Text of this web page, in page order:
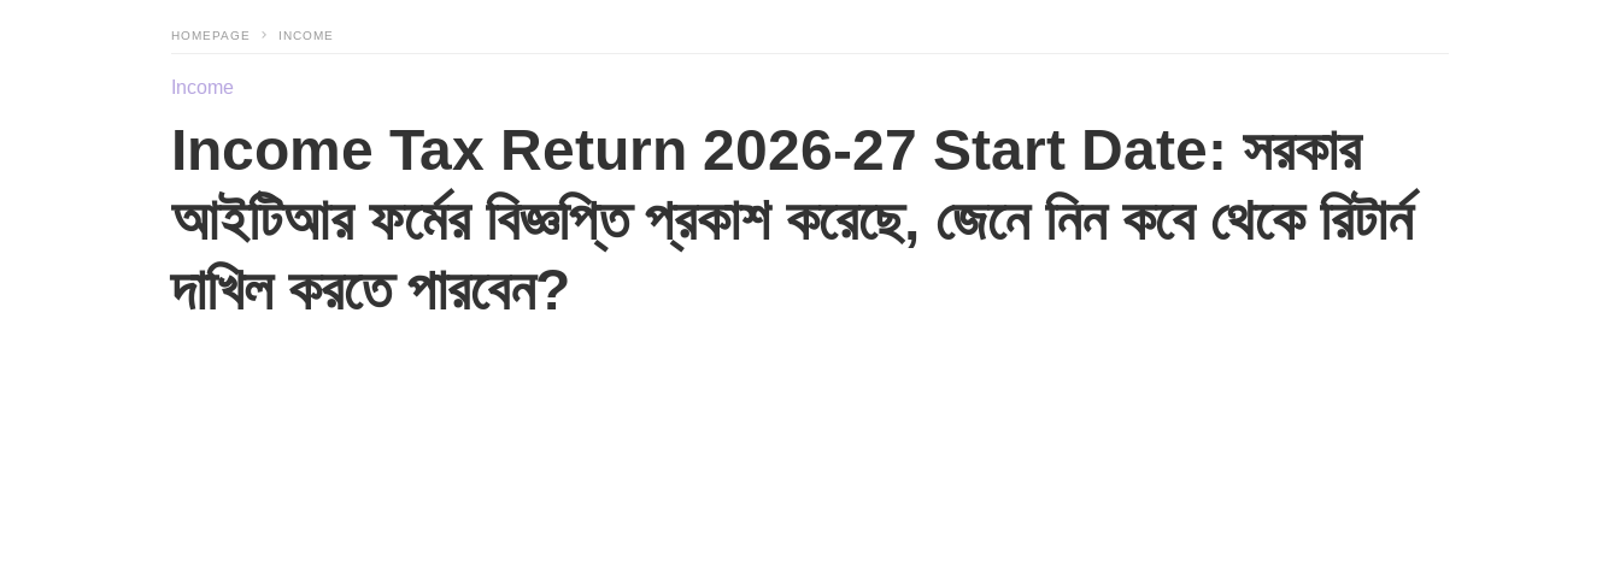
HOMEPAGE INCOME
Income
Income Tax Return 2026-27 Start Date: সরকার
আইটিআর ফর্মের বিজ্ঞপ্তি প্রকাশ করেছে, জেনে নিন কবে থেকে রিটার্ন
দাখিল করতে পারবেন?